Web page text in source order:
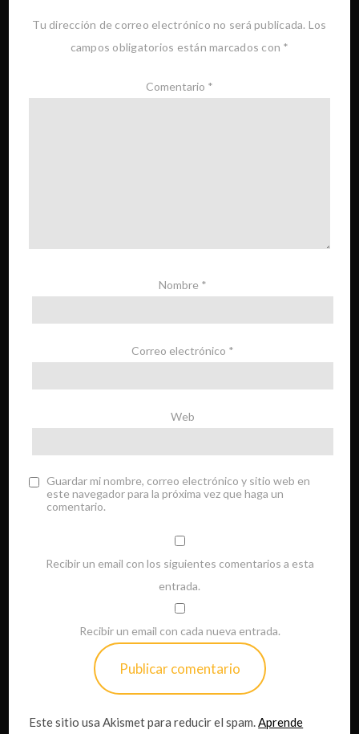
Tu dirección de correo electrónico no será publicada. Los
campos obligatorios están marcados con *
Comentario *
Nombre *
Correo electrónico *
Web
Guardar mi nombre, correo electrónico y sitio web en
este navegador para la próxima vez que haga un
comentario.
Recibir un email con los siguientes comentarios a esta
entrada.
Recibir un email con cada nueva entrada.
Este sitio usa Akismet para reducir el spam.Aprende